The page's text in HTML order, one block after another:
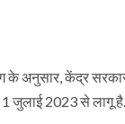
के अनुसार, केंद्र
1 जुलाई 2023 से लागू है.